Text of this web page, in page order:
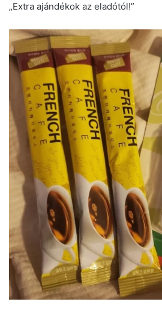
„Extra ajándékok az eladótól!”